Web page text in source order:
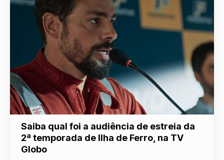
Saiba qual foi a audiência de estreia da
2ª temporada de Ilha de Ferro, na TV
Globo